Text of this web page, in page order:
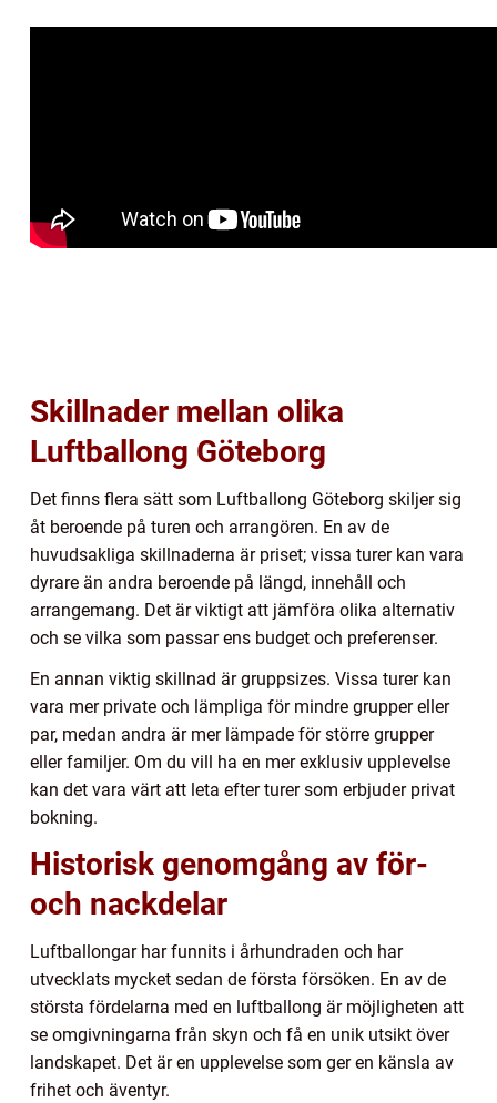
Skillnader mellan olika
Luftballong Göteborg
Det finns flera sätt som Luftballong Göteborg skiljer sig
åt beroende på turen och arrangören. En av de
huvudsakliga skillnaderna är priset; vissa turer kan vara
dyrare än andra beroende på längd, innehåll och
arrangemang. Det är viktigt att jämföra olika alternativ
och se vilka som passar ens budget och preferenser.
En annan viktig skillnad är gruppsizes. Vissa turer kan
vara mer private och lämpliga för mindre grupper eller
par, medan andra är mer lämpade för större grupper
eller familjer. Om du vill ha en mer exklusiv upplevelse
kan det vara värt att leta efter turer som erbjuder privat
bokning.
Historisk genomgång av för-
och nackdelar
Luftballongar har funnits i århundraden och har
utvecklats mycket sedan de första försöken. En av de
största fördelarna med en luftballong är möjligheten att
se omgivningarna från skyn och få en unik utsikt över
landskapet. Det är en upplevelse som ger en känsla av
frihet och äventyr.